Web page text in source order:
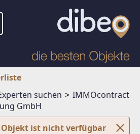
suchen
IMMOcontract
GmbH
ist nicht verfügbar